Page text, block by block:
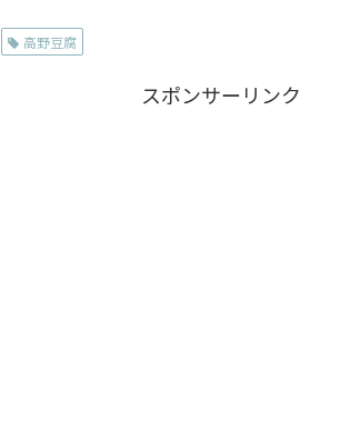
高野豆腐
スポンサーリンク